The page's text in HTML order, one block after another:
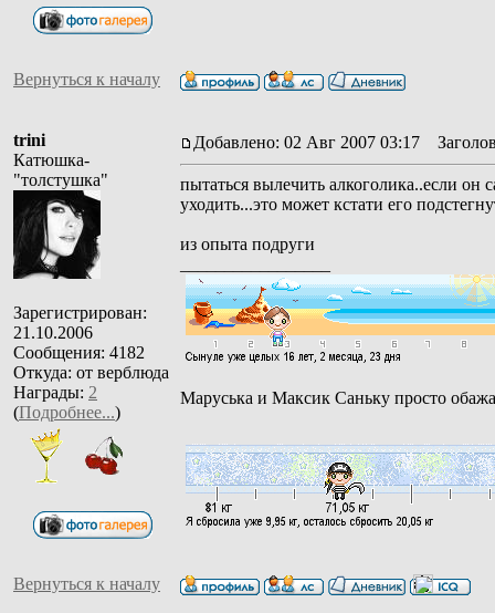
Вернуться к началу
trini
Катюшка-
"толстушка"
Зарегистрирован:
21.10.2006
Сообщения: 4182
Откуда: от верблюда
Награды: 2
(Подробнее...)
Добавлено: 02 Авг 2007 03:17
пытаться вылечить алкоголика..если он
уходить...это может кстати его
из опыта подруги
Маруська и Максик Саньку просто
Вернуться к началу